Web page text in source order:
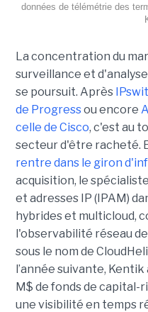
données de télémétrie des
La concentration du
surveillance et
se poursuit. Après
de Progressou encore
celle de Cisco, c'est au
secteur d'être racheté.
rentre dans le giron
acquisition, le
et adresses IP (IPAM)
hybrides et multicloud,
l'observabilité réseau
sous le nom de
l’année suivante, Kentik
M$ de fonds de capital-
une visibilité en temps